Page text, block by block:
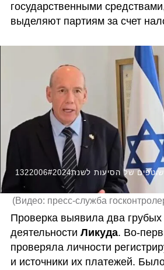
государственными
выделяют партиям за счет
(Видео: пресс-служба
Проверка выявила два
деятельности Ликуда. Во-
проверяла личности
и источники их платежей.